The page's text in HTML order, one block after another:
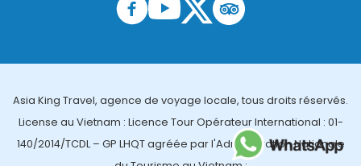
Asia King Travel, agence de voyage locale, tous droits réservés.
License au Vietnam : Licence Tour Opérateur International : 01-
140/2014/TCDL – GP LHQT agréée par l'Administration Nationale